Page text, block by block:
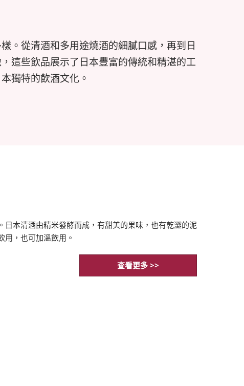
。從清酒和多用途燒酒的細膩口感，再到日
這些飲品展示了日本豐富的傳統和精湛的工
獨特的飲酒文化。
本清酒由精米發酵而成，有甜美的果味，也有乾澀的泥
用，也可加溫飲用。
查看更多 >>